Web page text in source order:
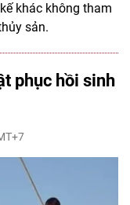
khác không tham
sản.
phục hồi sinh